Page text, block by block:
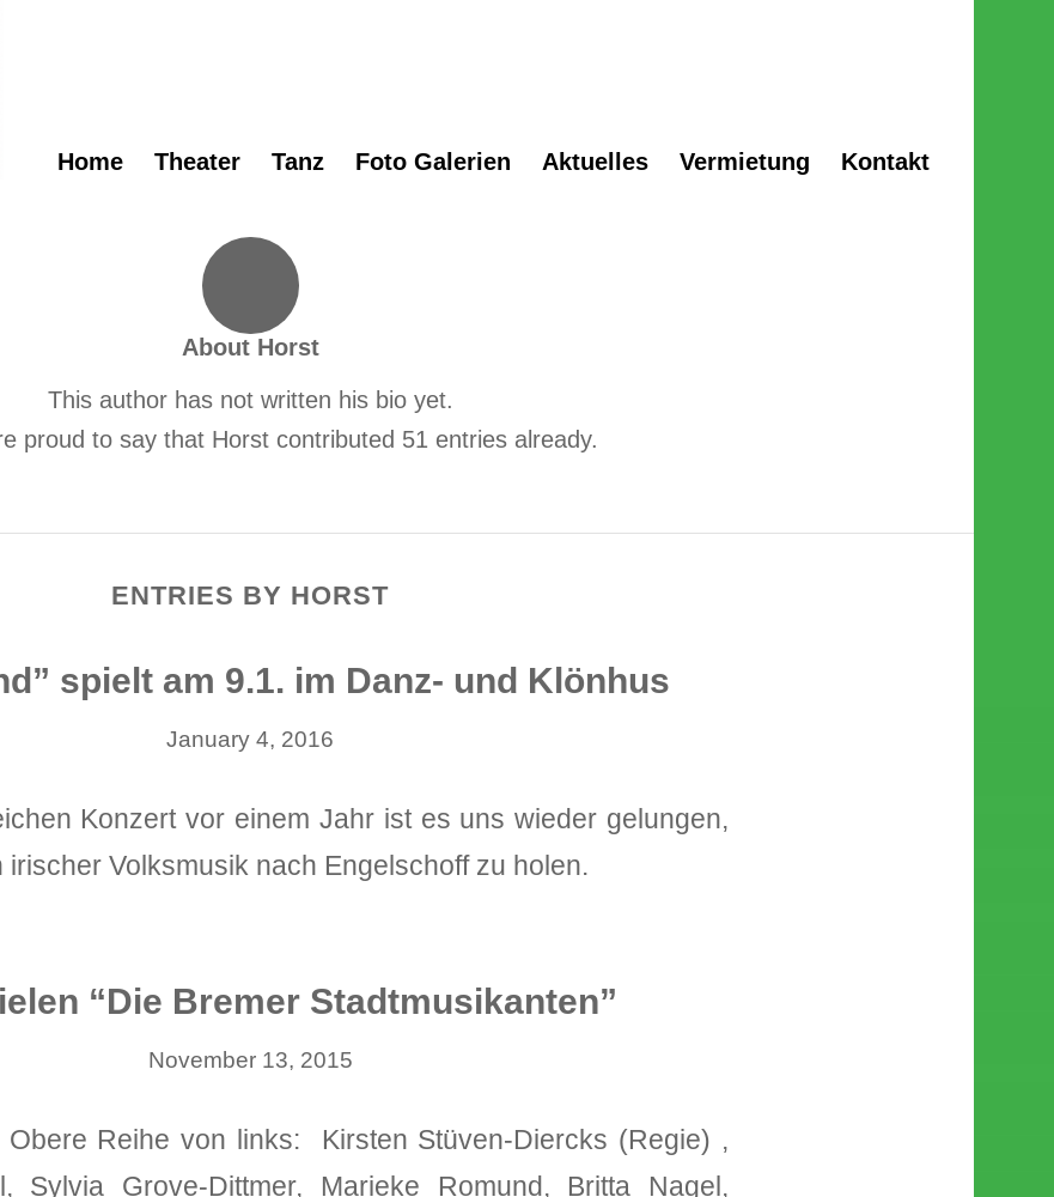
Home Theater Tanz Foto Galerien Aktuelles Vermietung Kontakt
About Horst
This author has not written his bio yet.
proud to say that Horst contributed 51 entries already.
ENTRIES BY HORST
spielt am 9.1. im Danz- und Klönhus
January 4, 2016
Konzert vor einem Jahr ist es uns wieder gelungen,
irischer Volksmusik nach Engelschoff zu holen.
“Die Bremer Stadtmusikanten”
November 13, 2015
Reihe von links: Kirsten Stüven-Diercks (Regie) ,
Sylvia Grove-Dittmer, Marieke Romund, Britta Nagel,